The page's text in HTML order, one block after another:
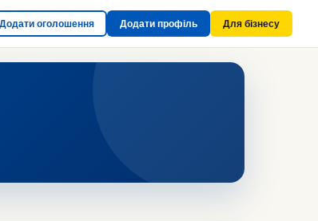
оголошення Додати профіль Для бізнесу